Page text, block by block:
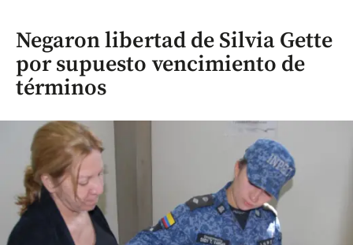
Negaron libertad de Silvia Gette
por supuesto vencimiento de
términos